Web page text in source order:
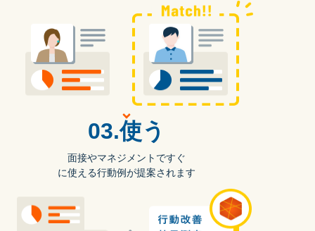
03.使う
面接やマネジメントですぐ
に使える行動例が提案されます